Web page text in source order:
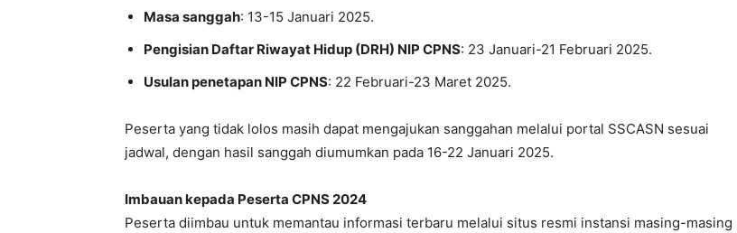
Masa sanggah: 13-15 Januari 2025.
Pengisian Daftar Riwayat Hidup (DRH) NIP CPNS: 23 Januari-21 Februari 2025.
Usulan penetapan NIP CPNS: 22 Februari-23 Maret 2025.
Peserta yang tidak lolos masih dapat mengajukan sanggahan melalui portal SSCASN sesuai
jadwal, dengan hasil sanggah diumumkan pada 16-22 Januari 2025.
Imbauan kepada Peserta CPNS 2024
Peserta diimbau untuk memantau informasi terbaru melalui situs resmi instansi masing-masing